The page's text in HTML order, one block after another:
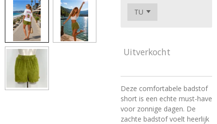
Uitverkocht
Deze comfortabele badstof
short is een echte must-have
voor zonnige dagen. De
zachte badstof voelt heerlijk